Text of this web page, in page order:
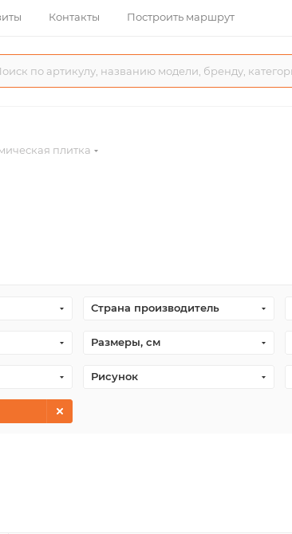
Контакты Построить маршрут
плитка
Страна производитель
Размеры, см
Рисунок